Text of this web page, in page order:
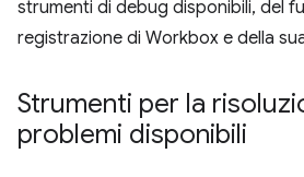
strumenti di debug disponibili, del
registrazione di Workbox e della
Strumenti per la
problemi disponibili